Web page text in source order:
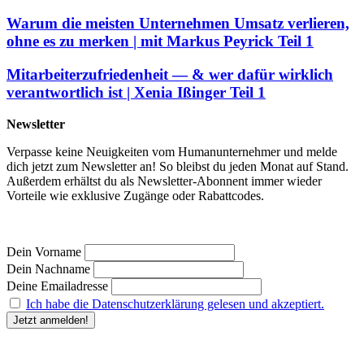
Warum die meisten Unternehmen Umsatz verlieren,
ohne es zu merken | mit Markus Peyrick Teil 1
Mitarbeiterzufriedenheit — & wer dafür wirklich
verantwortlich ist | Xenia Ißinger Teil 1
Newsletter
Verpasse keine Neuigkeiten vom Humanunternehmer und melde
dich jetzt zum Newsletter an! So bleibst du jeden Monat auf Stand.
Außerdem erhältst du als Newsletter-Abonnent immer wieder
Vorteile wie exklusive Zugänge oder Rabattcodes.
Dein Vorname
Dein Nachname
Deine Emailadresse
Ich habe die Datenschutzerklärung gelesen und akzeptiert.